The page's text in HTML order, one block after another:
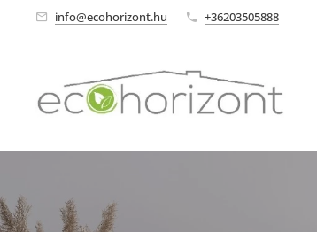
info@ecohorizont.hu +36203505888